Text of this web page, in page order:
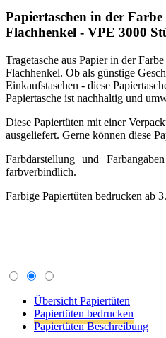
Diese Papiertüten mit einer
ausgeliefert. Gerne können diese
farbverbindlich.
Farbige Papiertüten bedrucken ab
Papiertüten bedrucken
zum Bedrucken von
In unserem Shop können
welches Sie bedrucken
Sie auf die Produkt-